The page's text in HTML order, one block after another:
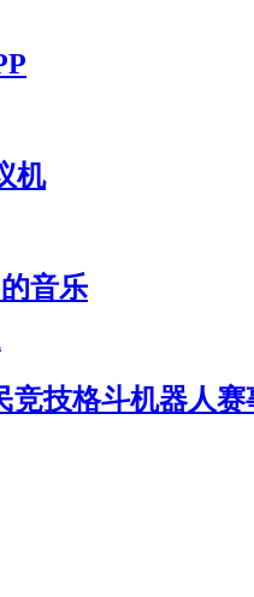
机
音乐
技格斗机器人赛